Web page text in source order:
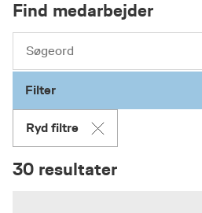
Find medarbejder
Filter
Ryd filtre
30 resultater